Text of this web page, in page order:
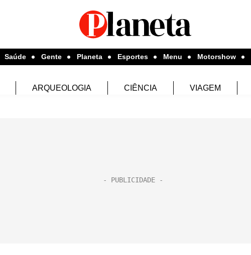
Saúde Gente Planeta Esportes Menu Motorshow
ARQUEOLOGIA CIÊNCIA VIAGEM